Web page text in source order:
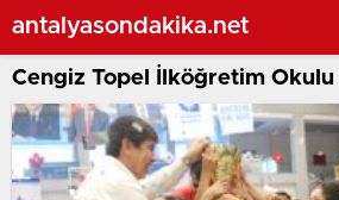
antalyasondakika.net
Cengiz Topel İlköğretim